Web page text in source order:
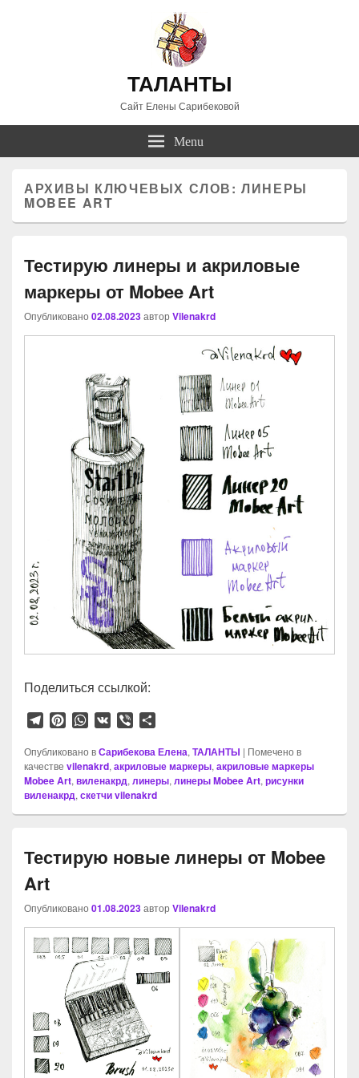
ТАЛАНТЫ
Сайт Елены Сарибековой
Menu
АРХИВЫ КЛЮЧЕВЫХ СЛОВ:ЛИНЕРЫ
MOBEE ART
Тестирую линеры и акриловые
маркеры от Mobee Art
Опубликовано 02.08.2023автор Vilenakrd
Поделиться ссылкой:
T
l
e
g
r
a
P
n
t
e
r
e
W
a
t
s
A
p
V
V
b
e
r
п
р
а
в
и
Опубликовано вСарибекова Елена, ТАЛАНТЫ | Помечено в
качестве vilenakrd, акриловые маркеры, акриловые маркеры
Mobee Art, виленакрд, линеры, линеры Mobee Art, рисунки
виленакрд, скетчи vilenakrd
Тестирую новые линеры от Mobee
Art
Опубликовано 01.08.2023автор Vilenakrd